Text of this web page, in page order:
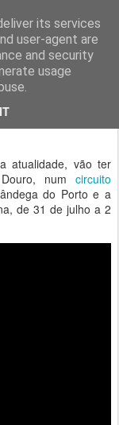
its services
user-agent are
and security
usage
Porto.
atualidade, vão ter
num circuito
do Porto e a
de 31 de julho a 2